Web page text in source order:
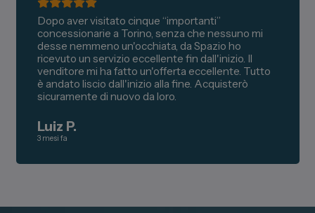
Dopo aver visitato cinque “importanti”
concessionarie a Torino, senza che nessuno mi
desse nemmeno un'occhiata, da Spazio ho
ricevuto un servizio eccellente fin dall'inizio. Il
venditore mi ha fatto un'offerta eccellente. Tutto
è andato liscio dall'inizio alla fine. Acquisterò
sicuramente di nuovo da loro.
Luiz P.
3 mesi fa